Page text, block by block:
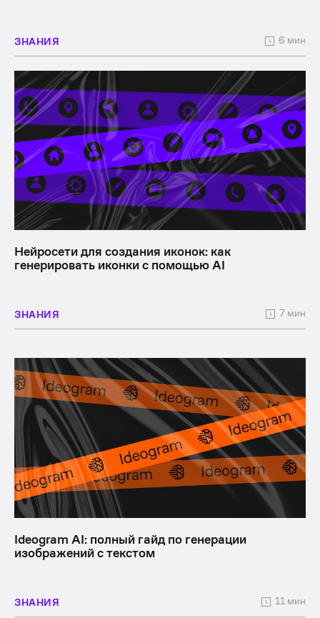
ЗНАНИЯ 6 мин
Нейросети для создания иконок: как
генерировать иконки с помощью AI
ЗНАНИЯ 7 мин
Ideogram AI: полный гайд по генерации
изображений с текстом
ЗНАНИЯ 11 мин